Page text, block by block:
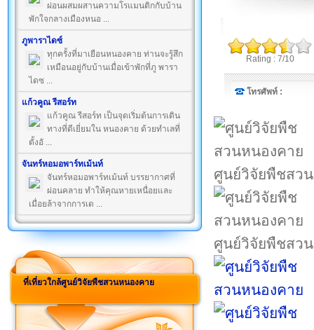
ผ่อนผสมผสานความโรแมนติกกับบ้าน
พักใจกลางเมืองหนอ ...
ภูพาราไดซ์
ทุกครั้งที่มาเยือนหนองคาย ท่านจะรู้สึก
เหมือนอยู่กับบ้านเมื่อเข้าพักที่ภู พารา
ไดซ ...
แก้วคูณ รีสอร์ท
แก้วคูณ รีสอร์ท เป็นจุดเริ่มต้นการเดิน
ทางที่ดีเยี่ยมใน หนองคาย ด้วยทำเลที่
ตั้งอั ...
จันทร์หอมอพาร์ทเม้นท์
จันทร์หอมอพาร์ทเม้นท์ บรรยากาศที่
ผ่อนคลาย ทำให้คุณหายเหนื่อยและ
เมื่อยล้าจากการเด ...
ที่เที่ยวใกล้ศูนย์วิจัยพืชสวนหนองคาย
Rating : 7/10
โทรศัพท์ :
ศูนย์วิจัยพืชสว
ศูนย์วิจัยพืชสว